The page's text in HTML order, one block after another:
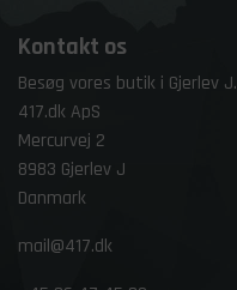
Kontakt os
Besøg vores butik i Gjerlev J.
417.dk ApS
Mercurvej 2
8983 Gjerlev J
Danmark
mail@417.dk